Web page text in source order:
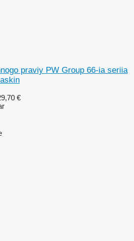
praviy PW Group 66-ia seriia
€